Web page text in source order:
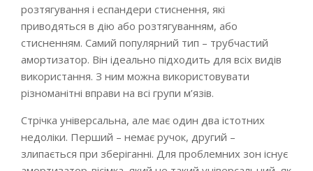
розтягування і еспандери стиснення, які
приводяться в дію або розтягуванням, або
стисненням. Самий популярний тип – трубчастий
амортизатор. Він ідеально підходить для всіх видів
використання. З ним можна використовувати
різноманітні вправи на всі групи м’язів.
Стрічка універсальна, але має один два істотних
недоліки. Перший – немає ручок, другий –
злипається при зберіганні. Для проблемних зон існує